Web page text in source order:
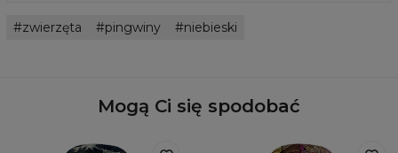
Przeznaczenie:Unisex
zwierzęta pingwiny niebieski
Mogą Ci się spodobać